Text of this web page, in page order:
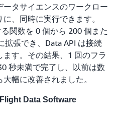
タサイエンスのワークロー
、同時に実行できます。
関数を 0 個から 200 個また
拡張でき、Data API は接続
す。その結果、1 回のフラ
秒未満で完了し、以前は数
幅に改善されました。
Data Software